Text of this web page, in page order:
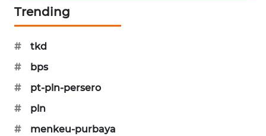
Trending
#
tkd
#
bps
#
pt-pln-persero
#
pln
#
menkeu-purbaya
ANUGERAH
NEWS
AKHLAK
ID
PERAPKI
NEWS